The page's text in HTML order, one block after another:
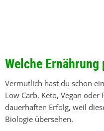
Welche Ernährung
Vermutlich hast du schon
Low Carb, Keto, Vegan oder
dauerhaften Erfolg, weil
Biologie übersehen.